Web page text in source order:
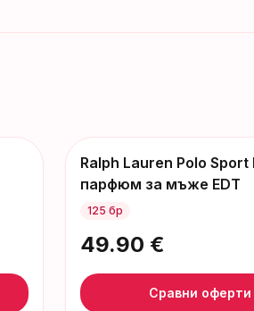
Ralph Lauren Polo Sport
парфюм за мъже EDT
125 бр
49.90 €
Сравни оферти